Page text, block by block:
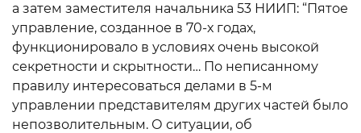
а затем заместителя начальника 53 НИИП: “Пятое
управление, созданное в 70-х годах,
функционировало в условиях очень высокой
секретности и скрытности… По неписанному
правилу интересоваться делами в 5-м
управлении представителям других частей было
непозволительным. О ситуации, об